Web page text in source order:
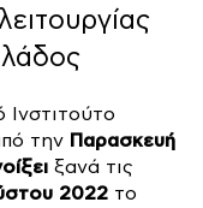
την Παρασκευή
ξανά τις
2022 το